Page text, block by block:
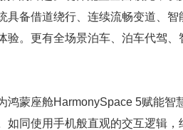
具备借道绕行、连续流畅变道、
验。更有全场景泊车、泊车代驾
鸿蒙座舱HarmonySpace 5赋能
如同使用手机般直观的交互逻辑